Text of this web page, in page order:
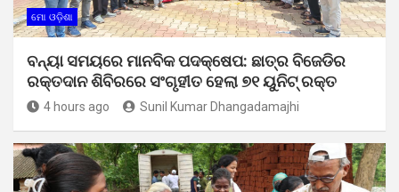
ମୋ ଓଡ଼ିଶା
ବନ୍ୟା ସମୟରେ ମାନବିକ ପଦକ୍ଷେପ: ଛାତ୍ର ବିଜେଡିର
ରକ୍ତଦାନ ଶିବିରରେ ସଂଗୃହୀତ ହେଲା ୭୧ ୟୁନିଟ୍ ରକ୍ତ
4 hours ago Sunil Kumar Dhangadamajhi